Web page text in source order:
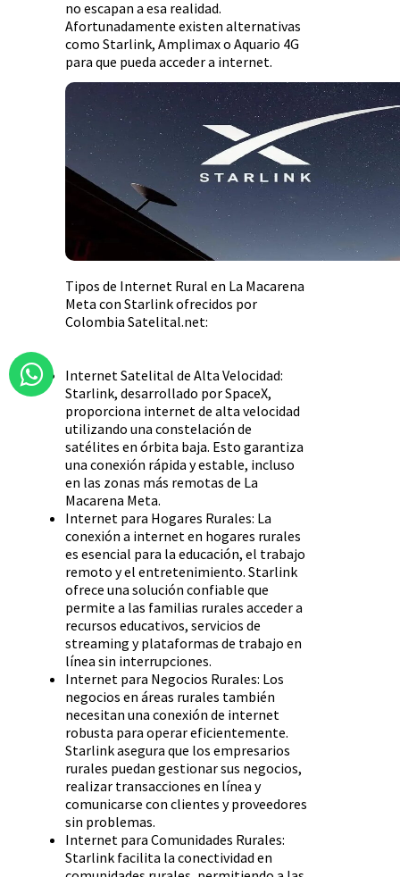
no escapan a esa realidad.
Afortunadamente existen alternativas
como Starlink, Amplimax o Aquario 4G
para que pueda acceder a internet.
Tipos de Internet Rural en La Macarena
Meta con Starlink ofrecidos por
Colombia Satelital.net:
Internet Satelital de Alta Velocidad:
Starlink, desarrollado por SpaceX,
proporciona internet de alta velocidad
utilizando una constelación de
satélites en órbita baja. Esto garantiza
una conexión rápida y estable, incluso
en las zonas más remotas de La
Macarena Meta.
Internet para Hogares Rurales: La
conexión a internet en hogares rurales
es esencial para la educación, el trabajo
remoto y el entretenimiento. Starlink
ofrece una solución confiable que
permite a las familias rurales acceder a
recursos educativos, servicios de
streaming y plataformas de trabajo en
línea sin interrupciones.
Internet para Negocios Rurales: Los
negocios en áreas rurales también
necesitan una conexión de internet
robusta para operar eficientemente.
Starlink asegura que los empresarios
rurales puedan gestionar sus negocios,
realizar transacciones en línea y
comunicarse con clientes y proveedores
sin problemas.
Internet para Comunidades Rurales:
Starlink facilita la conectividad en